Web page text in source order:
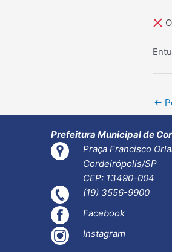
Post
←
Prefeitura Municipal de
Praça Francisco
Cordeirópolis/SP
CEP: 13490-004
(19) 3556-9900
Facebook
Instagram